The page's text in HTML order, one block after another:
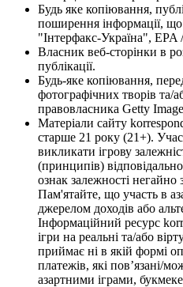
Будь яке копіювання,
поширення інформації,
"Інтерфакс-Україна", EPA
Власник веб-сторінки в
публікації.
Будь-яке копіювання,
фотографічних творів та/
правовласника Getty
Матеріали сайту
старше 21 року (21+).
викликати ігрову
(принципів)
ознак залежності негайно
Пам'ятайте, що участь в
джерелом доходів або
Інформаційний ресурс
ігри на реальні та/або
приймає ні в якій формі
платежів, які пов’язані/
азартними іграми,